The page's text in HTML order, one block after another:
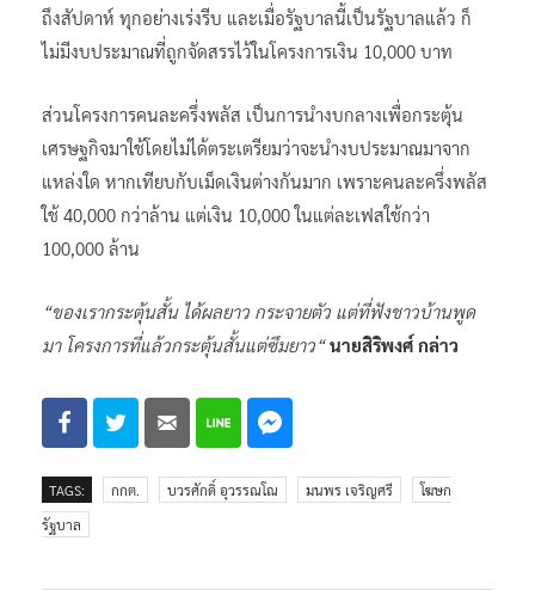
ถึงสัปดาห์ ทุกอย่างเร่งรีบ และเมื่อรัฐบาลนี้เป็นรัฐบาลแล้ว ก็
ไม่มีงบประมาณที่ถูกจัดสรรไว้ในโครงการเงิน 10,000 บาท
ส่วนโครงการคนละครึ่งพลัส เป็นการนำงบกลางเพื่อกระตุ้น
เศรษฐกิจมาใช้โดยไม่ได้ตระเตรียมว่าจะนำงบประมาณมาจาก
แหล่งใด หากเทียบกับเม็ดเงินต่างกันมาก เพราะคนละครึ่งพลัส
ใช้ 40,000 กว่าล้าน แต่เงิน 10,000 ในแต่ละเฟสใช้กว่า
100,000 ล้าน
“ของเรากระตุ้นสั้น ได้ผลยาว กระจายตัว แต่ที่ฟังชาวบ้านพูด
มา โครงการที่แล้วกระตุ้นสั้นแต่ซึมยาว“ นายสิริพงศ์ กล่าว
TAGS: กกต. บวรศักดิ์ อุวรรณโณ มนพร เจริญศรี
โฆษก
รัฐบาล